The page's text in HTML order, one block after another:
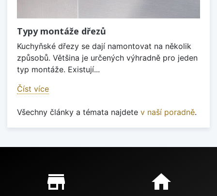
Typy montáže dřezů
Kuchyňské dřezy se dají namontovat na několik
způsobů. Většina je určených výhradně pro jeden
typ montáže. Existují...
Číst více
Všechny články a témata najdete v naší poradně.
Proč nakupovat u nás?
store_mall_directory home